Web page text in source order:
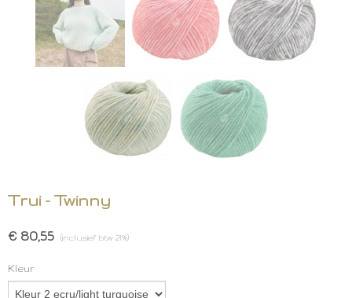
Trui - Twinny
€ 80,55 (inclusief btw 21%)
Kleur